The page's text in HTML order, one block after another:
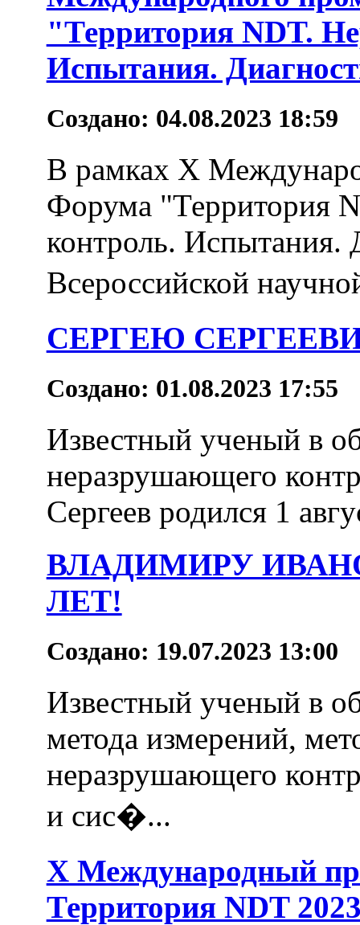
"Территория NDT.
Испытания.
Создано: 04.08.2023 18:59
В рамках X
Форума "Территория
контроль.
Всероссийской
СЕРГЕЮ
Создано: 01.08.2023 17:55
Известный ученый в
неразрушающего
Сергеев родился 1
ВЛАДИМИРУ
ЛЕТ!
Создано: 19.07.2023 13:00
Известный ученый в
метода измерений,
неразрушающего
и сис�...
Х Международный
Территория NDT